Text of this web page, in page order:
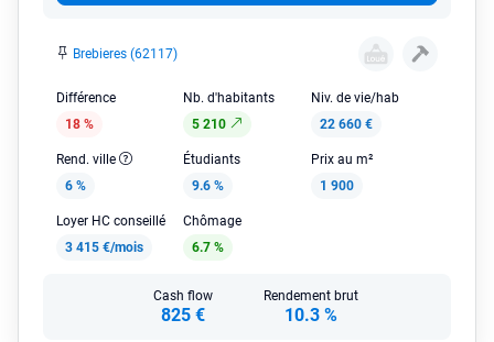
Brebieres (62117)
Différence
18 %
Nb. d'habitants
5 210
Niv. de vie/hab
22 660 €
Rend. ville
6 %
Étudiants
9.6 %
Prix au m²
1 900
Loyer HC conseillé
3 415 €/mois
Chômage
6.7 %
Cash flow
825 €
Rendement brut
10.3 %